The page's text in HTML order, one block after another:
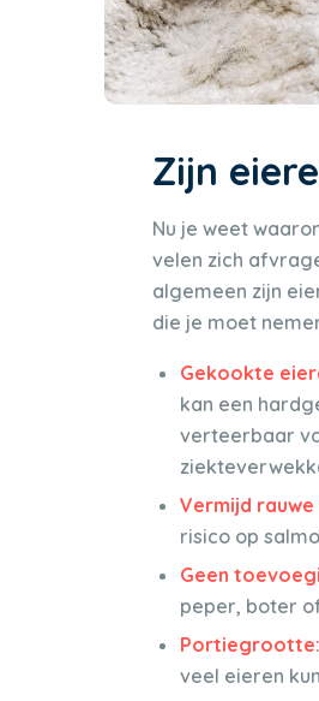
Zijn
Nu je weet
velen zich
algemeen zijn
die je moet
Gekookte
kan een
verteerbaar
Vermijd rauwe
risico op
Geen
peper, boter
Portiegrootte:
veel eieren